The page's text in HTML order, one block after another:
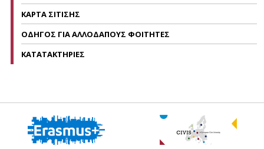
ΚΑΡΤΑ ΣΙΤΙΣΗΣ
ΟΔΗΓΟΣ ΓΙΑ ΑΛΛΟΔΑΠΟΥΣ ΦΟΙΤΗΤΕΣ
ΚΑΤΑΤΑΚΤΗΡΙΕΣ